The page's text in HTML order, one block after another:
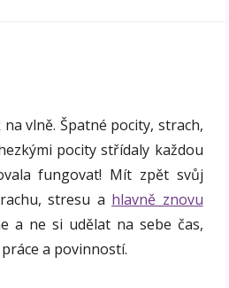
vlně. Špatné pocity, strach,
pocity střídaly každou
fungovat! Mít zpět svůj
stresu a hlavně znovu
a ne si udělat na sebe čas,
a povinností.